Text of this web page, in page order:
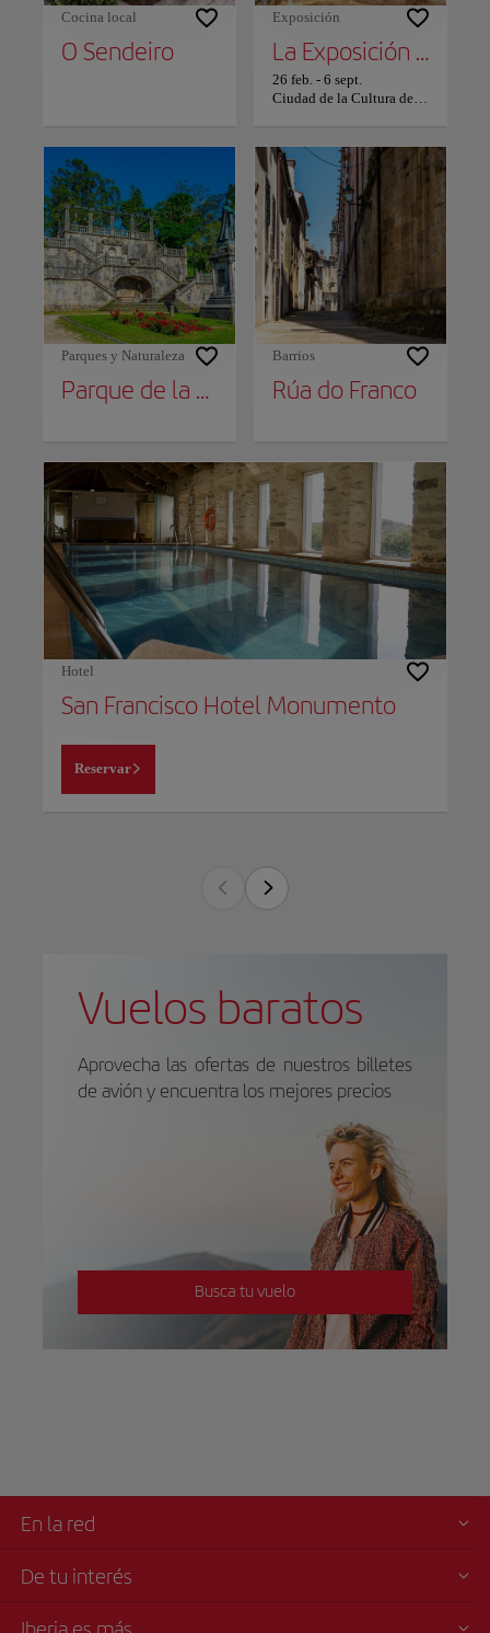
Cocina local
O Sendeiro
Exposición
La Exposición 'Las estaciones del año en el arte gallego de los siglos XX y XXI' en Santiago
26 feb. - 6 sept.
Ciudad de la Cultura de Galicia
Parques y Naturaleza
Parque de la Alameda
Barrios
Rúa do Franco
Hotel
San Francisco Hotel Monumento
Reservar
Vuelos baratos
Aprovecha las ofertas de nuestros billetes
de avión y encuentra los mejores precios
Busca tu vuelo
En la red
De tu interés